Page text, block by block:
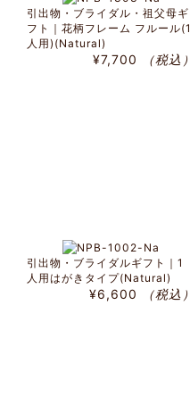
引出物・ブライダル・祖父母ギ
フト｜花柄フレーム フルール(1
人用)(Natural)
¥7,700 （税込）
引出物・ブライダルギフト｜1
人用はがきタイプ(Natural)
¥6,600 （税込）